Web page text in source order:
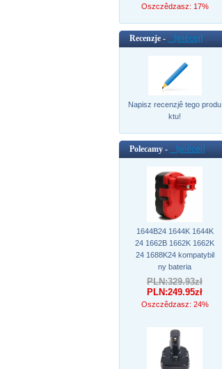
Oszczêdzasz: 17%
Recenzje - [wiêcej]
Napisz recenzjê tego produ
ktu!
Polecamy - [wiêcej]
1644B24 1644K 1644K
24 1662B 1662K 1662K
24 1688K24 kompatybil
ny bateria
PLN:329.93zł
PLN:249.95zł
Oszczêdzasz: 24%